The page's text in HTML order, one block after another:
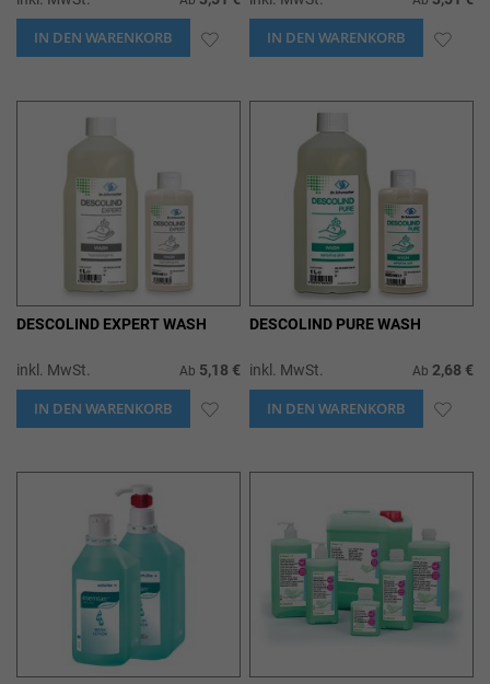
IN DEN WARENKORB ZUR
HINZUFÜGEN
IN DEN WARENKORB ZUR
DESCOLIND EXPERT WASH
inkl. MwSt. Ab 5,18 €
IN DEN WARENKORB ZUR
DESCOLIND PURE WASH
inkl. MwSt. Ab 2,68 €
IN DEN WARENKORB ZUR